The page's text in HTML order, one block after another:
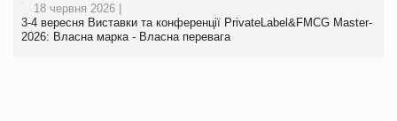
18 червня 2026 |
3-4 вересня Виставки та конференції PrivateLabel&FMCG Master-
2026: Власна марка - Власна перевага